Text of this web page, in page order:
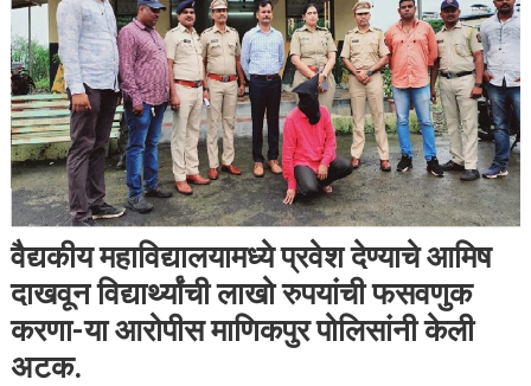
वैद्यकीय महाविद्यालयामध्ये प्रवेश देण्याचे आमिष
दाखवून विद्यार्थ्यांची लाखो रुपयांची फसवणुक
करणा-या आरोपीस माणिकपुर पोलिसांनी केली
अटक.